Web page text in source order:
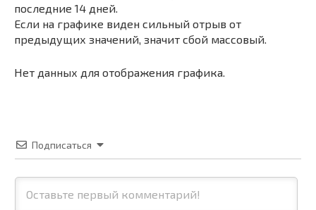
последние 14 дней.
Если на графике виден сильный отрыв от
предыдущих значений, значит сбой массовый.
Нет данных для отображения графика.
Подписаться